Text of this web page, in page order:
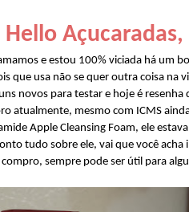
Hello Açucaradas,
e estou 100% viciada há um
que usa não se quer outra coisa na
novos para testar e hoje é resenha
atualmente, mesmo com ICMS
Apple Cleansing Foam, ele
tudo sobre ele, vai que você
sempre pode ser útil para